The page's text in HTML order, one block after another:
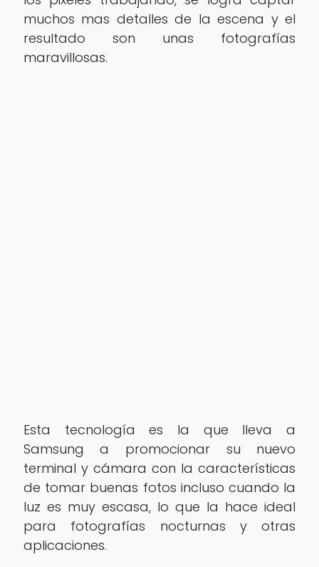
muchos mas detalles de la escena y el
resultado son unas fotografías
maravillosas.
Esta tecnología es la que lleva a
Samsung a promocionar su nuevo
terminal y cámara con la características
de tomar buenas fotos incluso cuando la
luz es muy escasa, lo que la hace ideal
para fotografías nocturnas y otras
aplicaciones.